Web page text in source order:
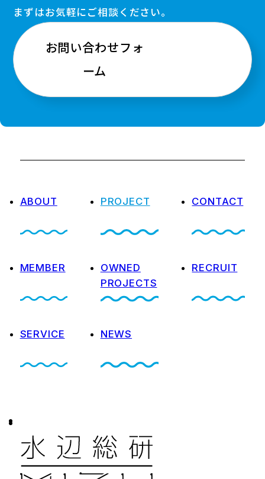
まずはお気軽にご相談ください。
お問い合わせフォ
ーム
ABOUT
MEMBER
SERVICE
PROJECT
OWNED
PROJECTS
NEWS
CONTACT
RECRUIT